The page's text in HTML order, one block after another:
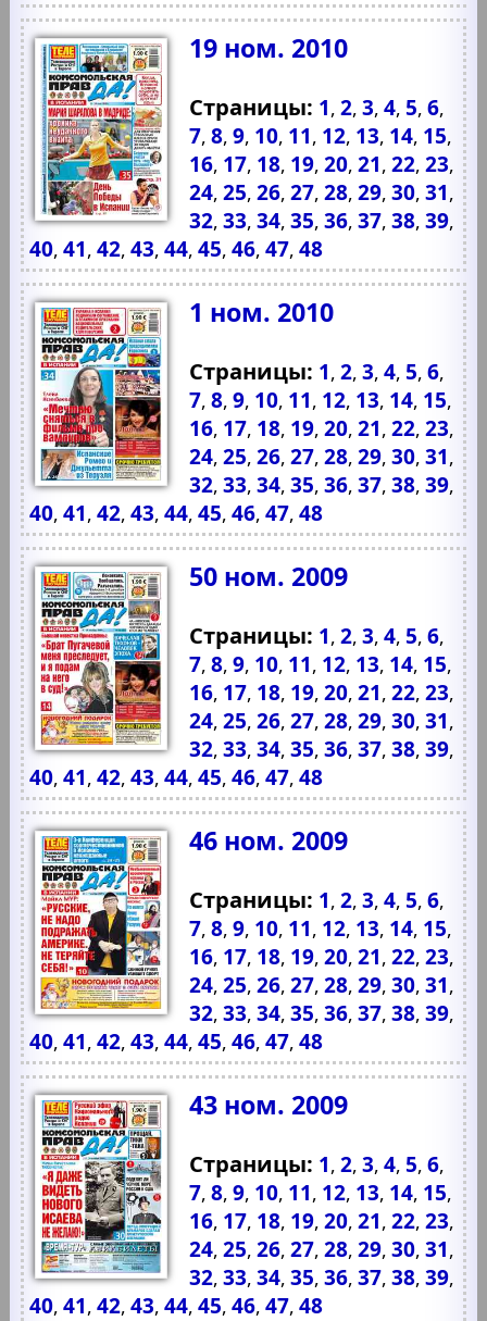
19 ном. 2010
Страницы: 1,2,3,4, 5,6,
7,8,9, 10, 11, 12, 13, 14, 15,
16, 17, 18, 19,20,21,22,23,
24,25,26,27,28,29,30,31,
32,33,34,35,36,37,38,39,
40,41,42,43,44,45,46,47,48
1 ном. 2010
Страницы: 1,2,3,4, 5,6,
7,8,9, 10, 11, 12, 13, 14, 15,
16, 17, 18, 19,20,21,22,23,
24,25,26,27,28,29,30,31,
32,33,34,35,36,37,38,39,
40,41,42,43,44,45,46,47,48
50 ном. 2009
Страницы: 1,2,3,4, 5,6,
7,8,9, 10, 11, 12, 13, 14, 15,
16, 17, 18, 19,20,21,22,23,
24,25,26,27,28,29,30,31,
32,33,34,35,36,37,38,39,
40,41,42,43,44,45,46,47,48
46 ном. 2009
Страницы: 1,2,3,4, 5,6,
7,8,9, 10, 11, 12, 13, 14, 15,
16, 17, 18, 19,20,21,22,23,
24,25,26,27,28,29,30,31,
32,33,34,35,36,37,38,39,
40,41,42,43,44,45,46,47,48
43 ном. 2009
Страницы: 1,2,3,4, 5,6,
7,8,9, 10, 11, 12, 13, 14, 15,
16, 17, 18, 19,20,21,22,23,
24,25,26,27,28,29,30,31,
32,33,34,35,36,37,38,39,
40,41,42,43,44,45,46,47,48